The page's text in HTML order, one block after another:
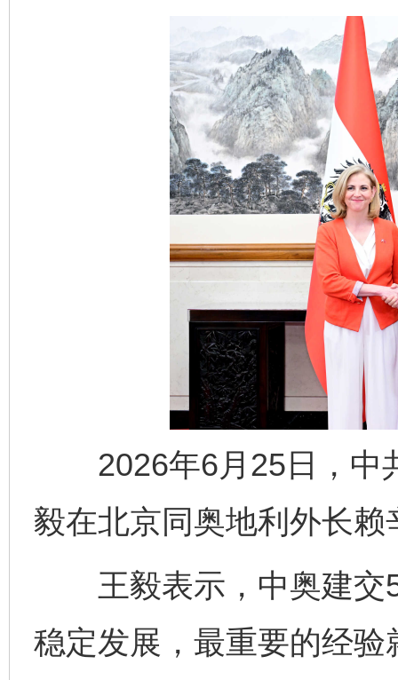
2026年6月25日，中
毅在北京同奥地利外长赖
王毅表示，中奥建交
稳定发展，最重要的经